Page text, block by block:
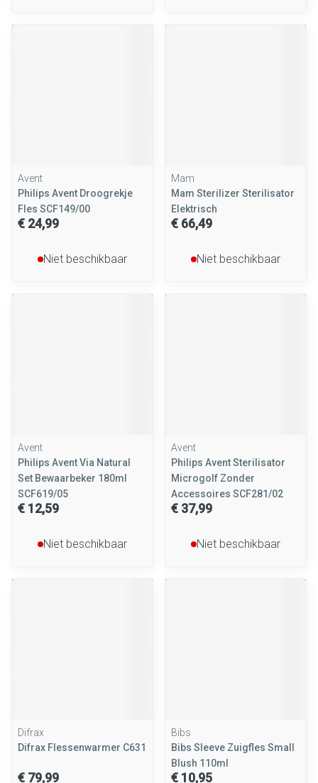
Avent
Philips Avent Droogrekje
Fles SCF149/00
€ 24,99
Niet beschikbaar
Mam
Mam Sterilizer Sterilisator
Elektrisch
€ 66,49
Niet beschikbaar
Avent
Philips Avent Via Natural
Set Bewaarbeker 180ml
SCF619/05
€ 12,59
Niet beschikbaar
Avent
Philips Avent Sterilisator
Microgolf Zonder
Accessoires SCF281/02
€ 37,99
Niet beschikbaar
Difrax
Difrax Flessenwarmer C631
€ 79,99
Bibs
Bibs Sleeve Zuigfles Small
Blush 110ml
€ 10,95